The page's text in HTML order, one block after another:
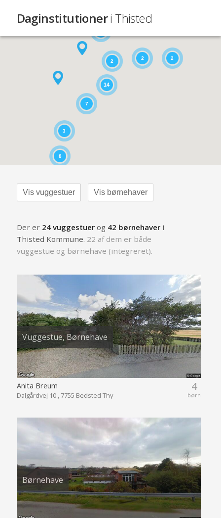
Daginstitutioneri Thisted
2
7
14
2
2
3
8
Vis vuggestuer Vis børnehaver
Der er 24 vuggestuerog 42 børnehaveri
Thisted Kommune. 22 af dem er både
vuggestue og børnehave (integreret).
Vuggestue, Børnehave
4
børn
Anita Breum
Dalgårdvej 10 , 7755 Bedsted Thy
Børnehave